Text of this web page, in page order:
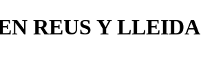
REUS Y LLEIDA